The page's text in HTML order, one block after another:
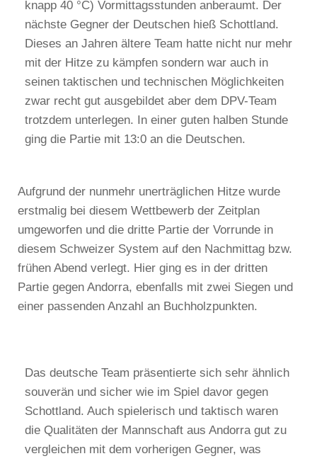
knapp 40 °C) Vormittagsstunden anberaumt. Der
nächste Gegner der Deutschen hieß Schottland.
Dieses an Jahren ältere Team hatte nicht nur mehr
mit der Hitze zu kämpfen sondern war auch in
seinen taktischen und technischen Möglichkeiten
zwar recht gut ausgebildet aber dem DPV-Team
trotzdem unterlegen. In einer guten halben Stunde
ging die Partie mit 13:0 an die Deutschen.
Aufgrund der nunmehr unerträglichen Hitze wurde
erstmalig bei diesem Wettbewerb der Zeitplan
umgeworfen und die dritte Partie der Vorrunde in
diesem Schweizer System auf den Nachmittag bzw.
frühen Abend verlegt. Hier ging es in der dritten
Partie gegen Andorra, ebenfalls mit zwei Siegen und
einer passenden Anzahl an Buchholzpunkten.
Das deutsche Team präsentierte sich sehr ähnlich
souverän und sicher wie im Spiel davor gegen
Schottland. Auch spielerisch und taktisch waren
die Qualitäten der Mannschaft aus Andorra gut zu
vergleichen mit dem vorherigen Gegner, was